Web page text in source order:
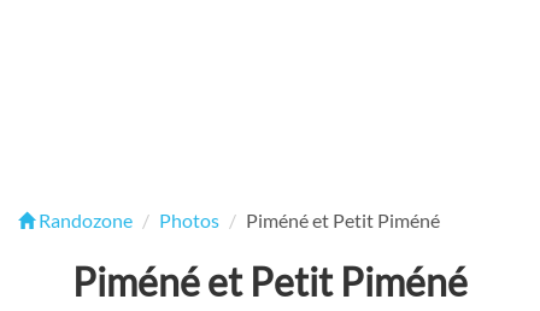
Randozone Photos Piméné et Petit Piméné
Piméné et Petit Piméné